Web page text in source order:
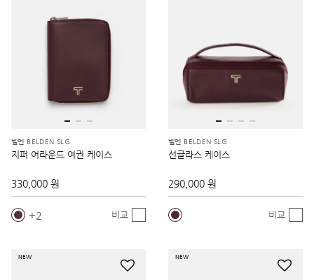
벨덴 BELDEN SLG
지퍼 어라운드 여권 케이스
330,000 원
2 비교
벨덴 BELDEN SLG
선글라스 케이스
290,000 원
비교
NEW NEW